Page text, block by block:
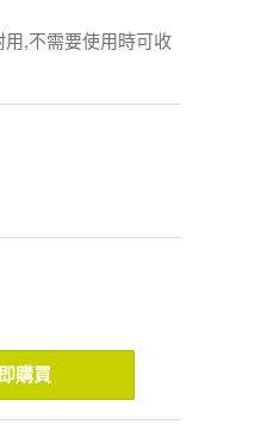
用,不需要使用時可收
購買